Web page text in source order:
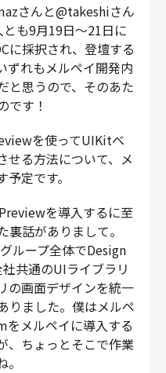
さんと@takeshiさん
も9月19日〜21日に
に採択され、登壇する
ずれもメルペイ開発内
と思うので、そのあた
です！
を使ってUIKitベ
せる方法について、メ
定です。
を導入するに至
話がありまして。
ループ全体でDesign
共通のUIライブラリ
の画面デザインを統一
りました。僕はメルペ
をメルペイに導入する
、ちょっとそこで作業